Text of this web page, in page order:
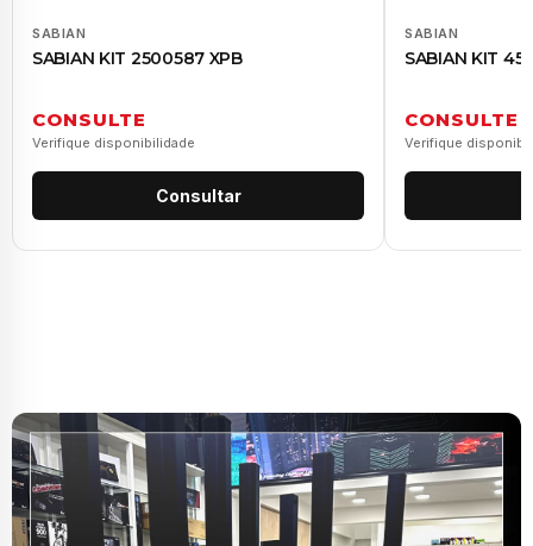
SABIAN
SABIAN KIT 2500587 XPB
CONSULTE
Verifique disponibilidade
Consultar
SABIAN
SABIAN KIT
CONSULTE
Verifique